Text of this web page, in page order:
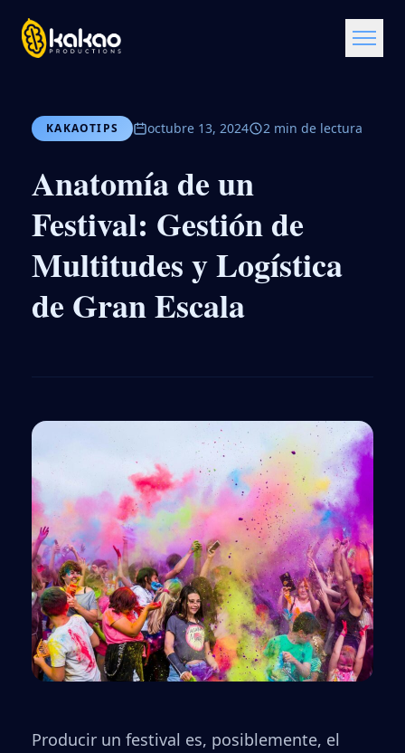
KAKAOTIPS octubre 13, 2024 2 min de lectura
Anatomía de un
Festival: Gestión de
Multitudes y Logística
de Gran Escala
Producir un festival es, posiblemente, el